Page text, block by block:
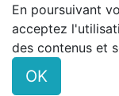
En poursuivant
acceptez
des contenus et
OK